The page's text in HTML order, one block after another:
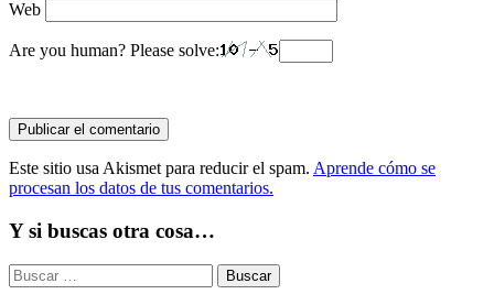
Web
Are you human? Please solve:
Este sitio usa Akismet para reducir el spam. Aprende cómo se
procesan los datos de tus comentarios.
Y si buscas otra cosa…
Buscar: